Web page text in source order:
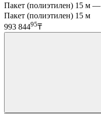
Пакет (полиэтилен) 15 м —
Пакет (полиэтилен) 15 м
993 84495₸